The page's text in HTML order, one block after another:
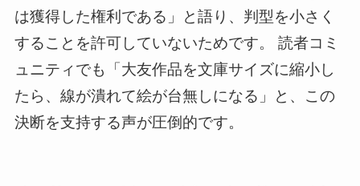
は獲得した権利である」と語り、判型を小さく
することを許可していないためです。 読者コミ
ュニティでも「大友作品を文庫サイズに縮小し
たら、線が潰れて絵が台無しになる」と、この
決断を支持する声が圧倒的です。